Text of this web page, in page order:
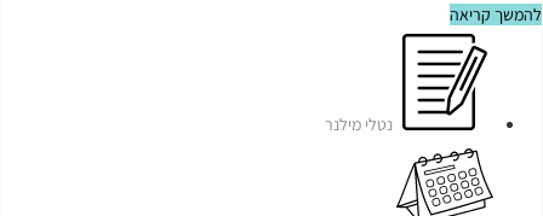
להמשך קריאה
נטלי מילנר